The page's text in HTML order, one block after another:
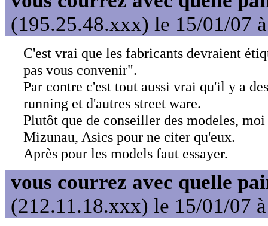
(195.25.48.xxx) le 15/01/07
C'est vrai que les fabricants devraient
pas vous convenir".
Par contre c'est tout aussi vrai qu'il y a
running et d'autres street ware.
Plutôt que de conseiller des modeles,
Mizunau, Asics pour ne citer qu'eux.
Après pour les models faut essayer.
vous courrez avec quelle
(212.11.18.xxx) le 15/01/07